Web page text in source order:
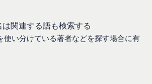
関連する語も検索する
い分けている著者などを探す場合に有